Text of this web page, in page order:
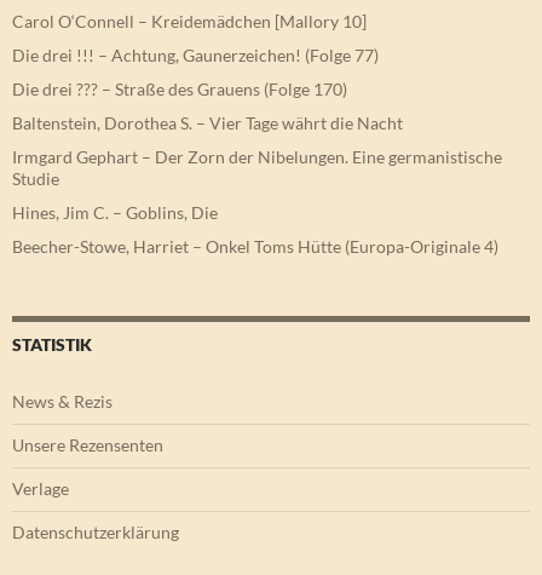
Carol O‘Connell – Kreidemädchen [Mallory 10]
Die drei !!! – Achtung, Gaunerzeichen! (Folge 77)
Die drei ??? – Straße des Grauens (Folge 170)
Baltenstein, Dorothea S. – Vier Tage währt die Nacht
Irmgard Gephart – Der Zorn der Nibelungen. Eine germanistische
Studie
Hines, Jim C. – Goblins, Die
Beecher-Stowe, Harriet – Onkel Toms Hütte (Europa-Originale 4)
STATISTIK
News & Rezis
Unsere Rezensenten
Verlage
Datenschutzerklärung